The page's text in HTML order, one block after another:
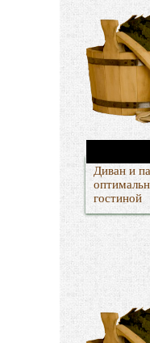
Диван и
гостиной